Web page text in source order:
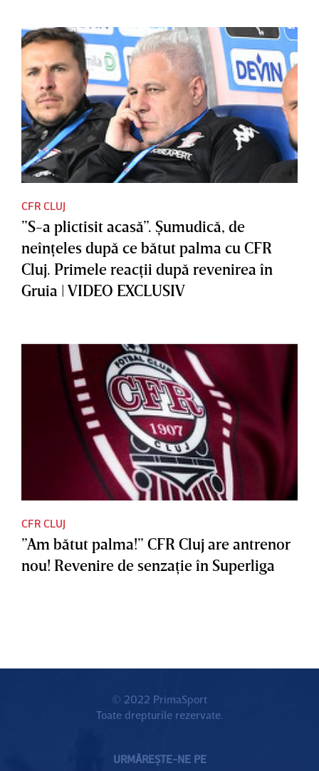
CFR CLUJ
”S-a plictisit acasă”. Şumudică, de
neînţeles după ce bătut palma cu CFR
Cluj. Primele reacţii după revenirea în
Gruia | VIDEO EXCLUSIV
CFR CLUJ
”Am bătut palma!” CFR Cluj are antrenor
nou! Revenire de senzaţie în Superliga
© 2022 PrimaSport
Toate drepturile rezervate.
URMĂREȘTE-NE PE